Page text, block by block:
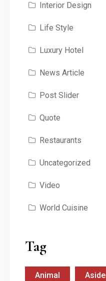
Interior Design
Life Style
Luxury Hotel
News Article
Post Slider
Quote
Restaurants
Uncategorized
Video
World Cuisine
Tag
Animal Aside